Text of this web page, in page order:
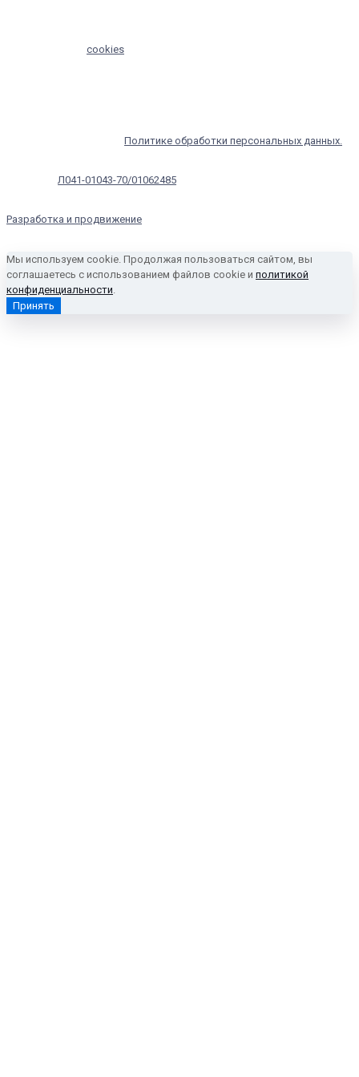
cookies
Политике обработки персональных данных.
Л041-01043-70/01062485
Разработка и продвижение
Мы используем cookie. Продолжая пользоваться сайтом, вы
соглашаетесь с использованием файлов cookie и политикой
конфиденциальности
Принять